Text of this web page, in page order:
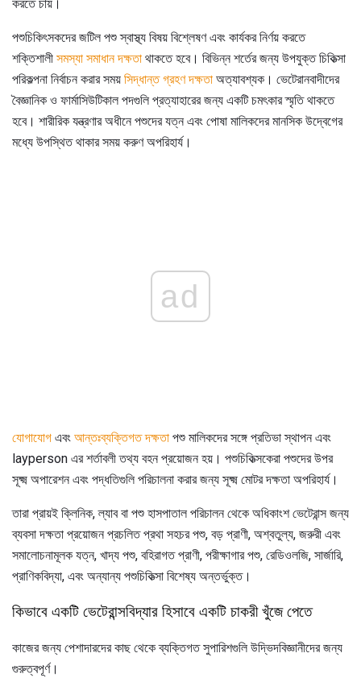
করতে চায়।
পশুচিকিৎসকদের জটিল পশু স্বাস্থ্য বিষয় বিশ্লেষণ এবং কার্যকর নির্ণয় করতে
শক্তিশালী সমস্যা সমাধান দক্ষতা থাকতে হবে। বিভিন্ন শর্তের জন্য উপযুক্ত চিকিত্সা
পরিকল্পনা নির্বাচন করার সময় সিদ্ধান্ত গ্রহণ দক্ষতা অত্যাবশ্যক। ভেটেরানবাদীদের
বৈজ্ঞানিক ও ফার্মাসিউটিকাল পদগুলি প্রত্যাহারের জন্য একটি চমৎকার স্মৃতি থাকতে
হবে। শারীরিক যন্ত্রণার অধীনে পশুদের যত্ন এবং পোষা মালিকদের মানসিক উদ্বেগের
মধ্যে উপস্থিত থাকার সময় করুণ অপরিহার্য।
ad
যোগাযোগ এবং আন্তঃব্যক্তিগত দক্ষতা পশু মালিকদের সঙ্গে প্রতিভা স্থাপন এবং
layperson এর শর্তাবলী তথ্য বহন প্রয়োজন হয়। পশুচিকিত্সকেরা পশুদের উপর
সূক্ষ্ম অপারেশন এবং পদ্ধতিগুলি পরিচালনা করার জন্য সূক্ষ্ম মোটর দক্ষতা অপরিহার্য।
তারা প্রায়ই ক্লিনিক, ল্যাব বা পশু হাসপাতাল পরিচালন থেকে অধিকাংশ ভেটেরান্স জন্য
ব্যবসা দক্ষতা প্রয়োজন প্রচলিত প্রথা সহচর পশু, বড় প্রাণী, অশ্বতুল্য, জরুরী এবং
সমালোচনামূলক যত্ন, খাদ্য পশু, বহিরাগত প্রাণী, পরীক্ষাগার পশু, রেডিওলজি, সার্জারি,
প্রাণিকবিদ্যা, এবং অন্যান্য পশুচিকিত্সা বিশেষ্য অন্তর্ভুক্ত।
কিভাবে একটি ভেটেরান্সবিদ্যার হিসাবে একটি চাকরী খুঁজে পেতে
কাজের জন্য পেশাদারদের কাছ থেকে ব্যক্তিগত সুপারিশগুলি উদ্ভিদবিজ্ঞানীদের জন্য
গুরুত্বপূর্ণ।